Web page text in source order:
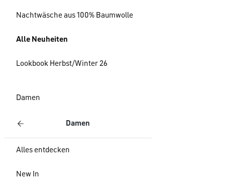
Nachtwäsche aus 100% Baumwolle
Alle Neuheiten
Lookbook Herbst/Winter 26
Damen
Damen
Alles entdecken
New In